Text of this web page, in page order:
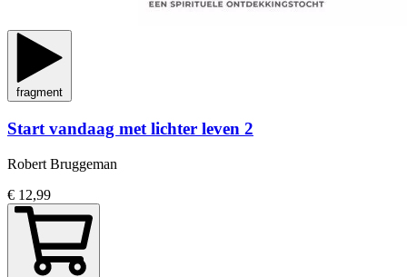
fragment
Start vandaag met lichter leven 2
Robert Bruggeman
€ 12,99